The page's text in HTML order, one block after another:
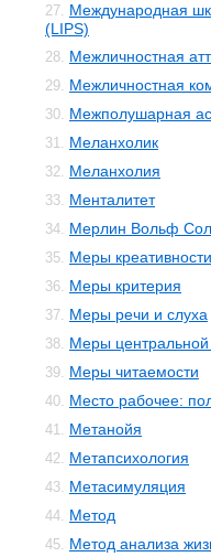
27. Международная
(LIPS)
28. Межличностная
29. Межличностная
30. Межполушарная
31. Меланхолик
32. Меланхолия
33. Менталитет
34. Мерлин Вольф
35. Меры креативности
36. Меры критерия
37. Меры речи и слуха
38. Меры центральной
39. Меры читаемости
40. Место рабочее:
41. Метанойя
42. Метапсихология
43. Метасимуляция
44. Метод
45. Метод анализа